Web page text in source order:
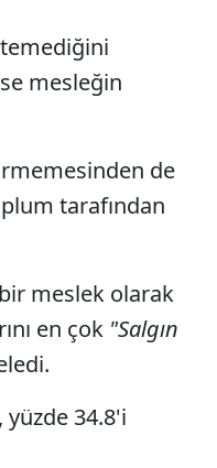
mesleğin
de
tarafından
meslek olarak
en çok "Salgın
34.8'i